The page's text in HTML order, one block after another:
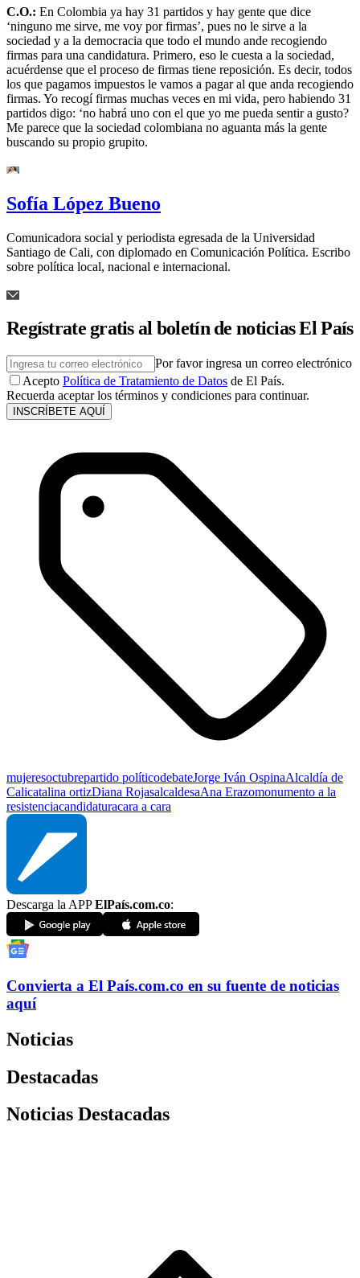
C.O.: En Colombia ya hay 31 partidos y hay gente que dice
‘ninguno me sirve, me voy por firmas’, pues no le sirve a la
sociedad y a la democracia que todo el mundo ande recogiendo
firmas para una candidatura. Primero, eso le cuesta a la sociedad,
acuérdense que el proceso de firmas tiene reposición. Es decir, todos
los que pagamos impuestos le vamos a pagar al que anda recogiendo
firmas. Yo recogí firmas muchas veces en mi vida, pero habiendo 31
partidos digo: ‘no habrá uno con el que yo me pueda sentir a gusto?
Me parece que la sociedad colombiana no aguanta más la gente
buscando su propio grupito.
Sofía López Bueno
Comunicadora social y periodista egresada de la Universidad
Santiago de Cali, con diplomado en Comunicación Política. Escribo
sobre política local, nacional e internacional.
Regístrate gratis al boletín de noticias El País
Por favor ingresa un correo electrónico
Acepto Política de Tratamiento de Datos de El País.
Recuerda aceptar los términos y condiciones para continuar.
INSCRÍBETE AQUÍ
mujeresoctubrepartido políticodebateJorge Iván OspinaAlcaldía de
Calicatalina ortizDiana RojasalcaldesaAna Erazomonumento a la
resistenciacandidaturacara a cara
Descarga la APPElPaís.com.co:
Convierta a El País.com.co en su fuente de noticias
aquí
Noticias
Destacadas
Noticias Destacadas